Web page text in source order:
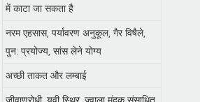
में काटा जा सकता है
नरम एहसास, पर्यावरण अनुकूल, गैर विषैले,
पुन: प्रयोज्य, सांस लेने योग्य
अच्छी ताकत और लम्बाई